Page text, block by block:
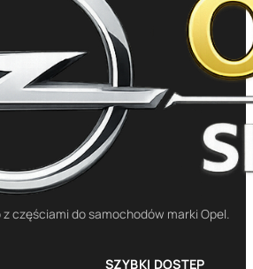
częściami do samochodów marki Opel.
SZYBKI DOSTĘP